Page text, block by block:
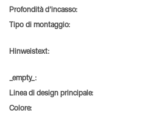
Profondità d’incasso:
Tipo di montaggio:
Hinweistext:
_empty_:
Linea di design principale:
Colore: